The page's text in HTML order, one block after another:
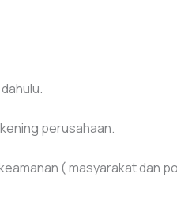
perusahaan.
( masyarakat dan